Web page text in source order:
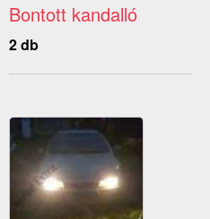
Bontott kandalló
2 db